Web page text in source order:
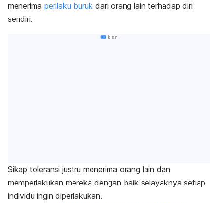
menerima perilaku buruk dari orang lain terhadap diri
sendiri.
Iklan
Sikap toleransi justru menerima orang lain dan
memperlakukan mereka dengan baik selayaknya setiap
individu ingin diperlakukan.